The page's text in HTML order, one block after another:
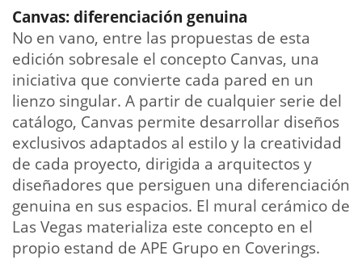
Canvas: diferenciación genuina
No en vano, entre las propuestas de esta
edición sobresale el concepto Canvas, una
iniciativa que convierte cada pared en un
lienzo singular. A partir de cualquier serie del
catálogo, Canvas permite desarrollar diseños
exclusivos adaptados al estilo y la creatividad
de cada proyecto, dirigida a arquitectos y
diseñadores que persiguen una diferenciación
genuina en sus espacios. El mural cerámico de
Las Vegas materializa este concepto en el
propio estand de APE Grupo en Coverings.